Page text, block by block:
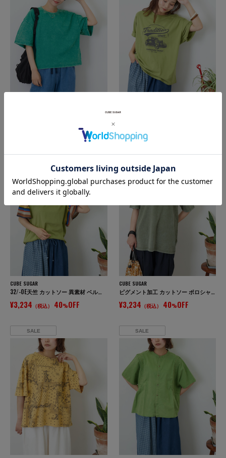
CUBE SUGAR
32/-OE天竺 カットソー 異素材 ベルスリーブ 胸刺繍 Tシャツ
¥3,234 （税込） 40%OFF
CUBE SUGAR
ピグメント加工 カットソー ポロシャツ
¥3,234 （税込） 40%OFF
SALE SALE